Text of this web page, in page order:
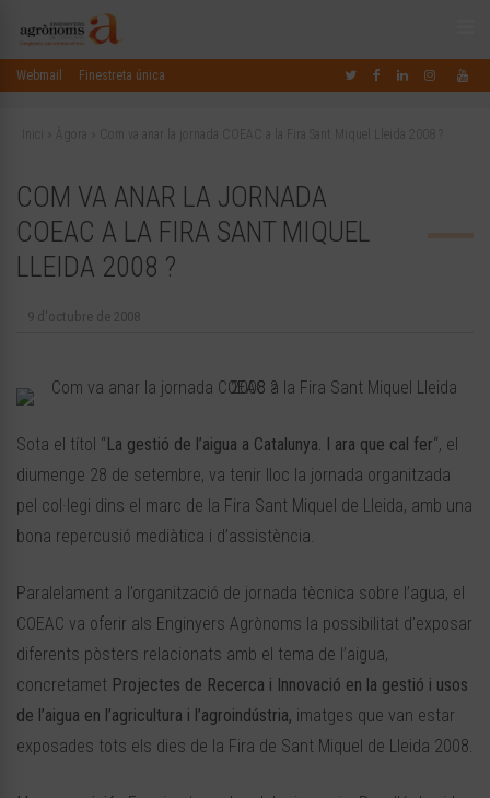
Webmail Finestreta única
Inici Àgora Com va anar la jornada COEAC a la Fira Sant Miquel Lleida 2008 ?
COM VA ANAR LA JORNADA
COEAC A LA FIRA SANT MIQUEL
LLEIDA 2008 ?
9 d'octubre de 2008
Sota el títol “ La gestió de l’aigua a Catalunya. I ara que cal fer“, el
diumenge 28 de setembre, va tenir lloc la jornada organitzada
pel col·legi dins el marc de la Fira Sant Miquel de Lleida, amb una
bona repercusió mediàtica i d’assistència.
Paralelament a l’organització de jornada tècnica sobre l’agua, el
COEAC va oferir als Enginyers Agrònoms la possibilitat d’exposar
diferents pòsters relacionats amb el tema de l’aigua,
concretamet Projectes de Recerca i Innovació en la gestió i usos
de l’aigua en l’agricultura i l’agroindústria, imatges que van estar
exposades tots els dies de la Fira de Sant Miquel de Lleida 2008.